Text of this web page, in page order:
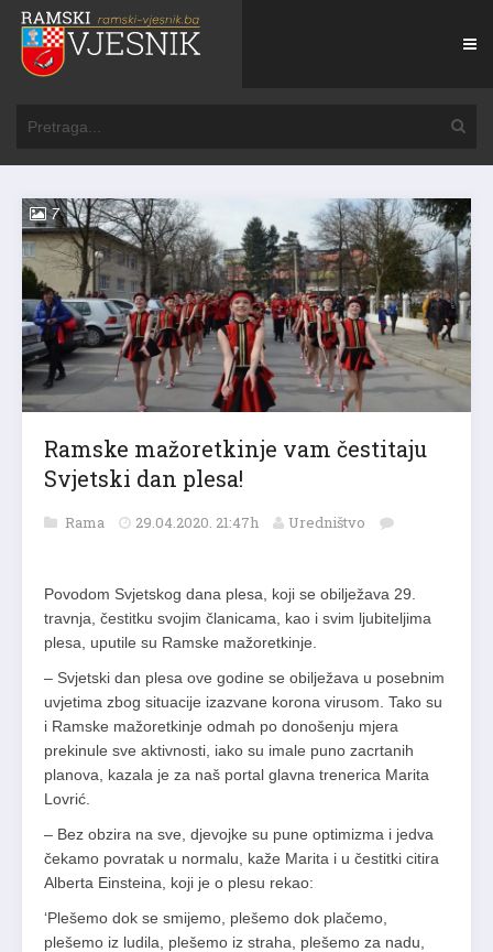
7
Ramske mažoretkinje vam čestitaju
Svjetski dan plesa!
Rama 29.04.2020. 21:47h Uredništvo
Povodom Svjetskog dana plesa, koji se obilježava 29.
travnja, čestitku svojim članicama, kao i svim ljubiteljima
plesa, uputile su Ramske mažoretkinje.
– Svjetski dan plesa ove godine se obilježava u posebnim
uvjetima zbog situacije izazvane korona virusom. Tako su
i Ramske mažoretkinje odmah po donošenju mjera
prekinule sve aktivnosti, iako su imale puno zacrtanih
planova, kazala je za naš portal glavna trenerica Marita
Lovrić.
– Bez obzira na sve, djevojke su pune optimizma i jedva
čekamo povratak u normalu, kaže Marita i u čestitki citira
Alberta Einsteina, koji je o plesu rekao:
‘Plešemo dok se smijemo, plešemo dok plačemo,
plešemo iz ludila, plešemo iz straha, plešemo za nadu,